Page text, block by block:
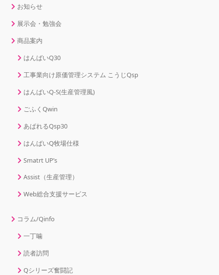
お知らせ
展示会・勉強会
商品案内
はんばいQ30
工事業向け原価管理システム こうじQsp
はんばいQ-S(生産管理風)
ごふくQwin
あぱれるQsp30
はんばいQ牧場仕様
Smatrt UP’s
Assist（生産管理）
Web総合支援サービス
コラム/Qinfo
一丁噛
読者訪問
Qシリーズ奮闘記